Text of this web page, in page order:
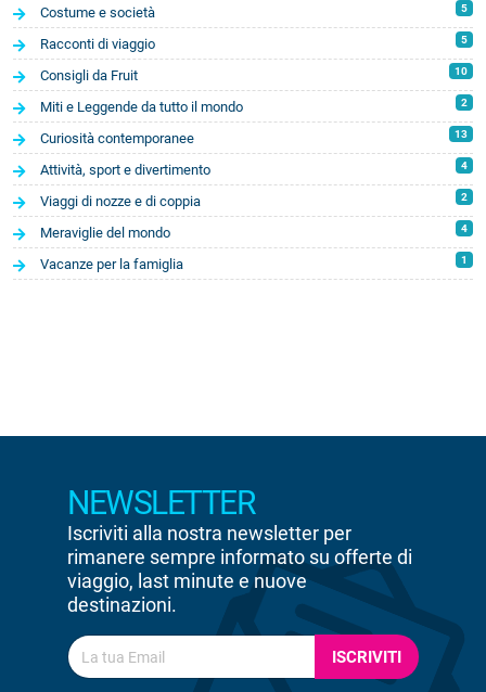
Costume e società 5
Racconti di viaggio 5
Consigli da Fruit 10
Miti e Leggende da tutto il mondo 2
Curiosità contemporanee 13
Attività, sport e divertimento 4
Viaggi di nozze e di coppia 2
Meraviglie del mondo 4
Vacanze per la famiglia 1
NEWSLETTER
Iscriviti alla nostra newsletter per
rimanere sempre informato su offerte di
viaggio, last minute e nuove
destinazioni.
ISCRIVITI